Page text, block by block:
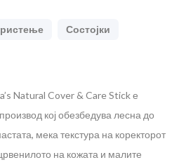
Состојки
Natural Cover & Care Stick е
кој обезбедува лесна до
мека текстура на коректорот
на кожата и малите